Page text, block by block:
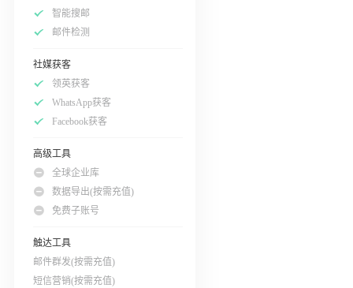
智能搜邮
邮件检测
社媒获客
领英获客
WhatsApp获客
Facebook获客
高级工具
全球企业库
数据导出(按需充值)
免费子账号
触达工具
邮件群发(按需充值)
短信营销(按需充值)